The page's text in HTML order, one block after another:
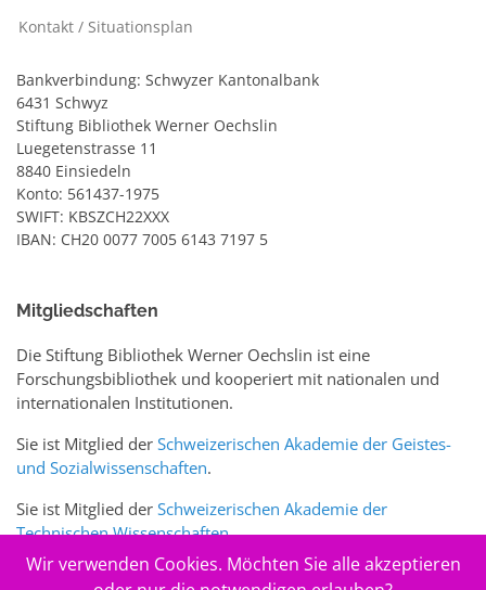
Kontakt / Situationsplan
Bankverbindung: Schwyzer Kantonalbank
6431 Schwyz
Stiftung Bibliothek Werner Oechslin
Luegetenstrasse 11
8840 Einsiedeln
Konto: 561437-1975
SWIFT: KBSZCH22XXX
IBAN: CH20 0077 7005 6143 7197 5
Mitgliedschaften
Die Stiftung Bibliothek Werner Oechslin ist eine
Forschungsbibliothek und kooperiert mit nationalen und
internationalen Institutionen.
Sie ist Mitglied der Schweizerischen Akademie der Geistes-
und Sozialwissenschaften.
Sie ist Mitglied der Schweizerischen Akademie der
Technischen Wissenschaften.
Sie ist zudem Mitglied des Schweizer Portalswww.sciences-
Wir verwenden Cookies. Möchten Sie alle akzeptieren